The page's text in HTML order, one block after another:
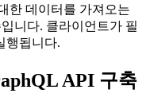
한 데이터를 가져오는
니다. 클라이언트가 필
행됩니다.
API 구축